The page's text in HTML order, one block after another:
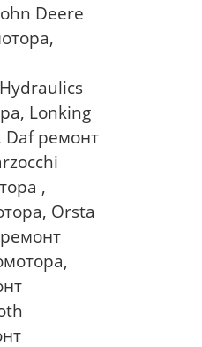
Deere
Lonking
Daf ремонт
,
Orsta